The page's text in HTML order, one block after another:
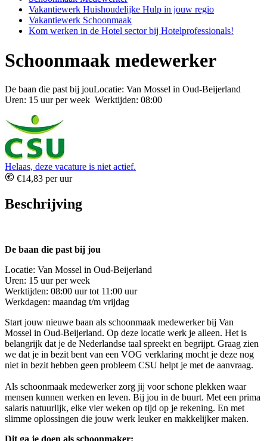
Vakantiewerk Huishoudelijke Hulp in jouw regio
Vakantiewerk Schoonmaak
Kom werken in de Hotel sector bij Hotelprofessionals!
Schoonmaak medewerker
De baan die past bij jouLocatie: Van Mossel in Oud-Beijerland
Uren: 15 uur per week Werktijden: 08:00
Helaas, deze vacature is niet actief.
€14,83 per uur
Beschrijving
De baan die past bij jou
Locatie: Van Mossel in Oud-Beijerland
Uren: 15 uur per week
Werktijden: 08:00 uur tot 11:00 uur
Werkdagen: maandag t/m vrijdag
Start jouw nieuwe baan als schoonmaak medewerker bij Van
Mossel in Oud-Beijerland. Op deze locatie werk je alleen. Het is
belangrijk dat je de Nederlandse taal spreekt en begrijpt. Graag zien
we dat je in bezit bent van een VOG verklaring mocht je deze nog
niet in bezit hebben geen probleem CSU helpt je met de aanvraag.
Als schoonmaak medewerker zorg jij voor schone plekken waar
mensen kunnen werken en leven. Bij jou in de buurt. Met een prima
salaris natuurlijk, elke vier weken op tijd op je rekening. En met
slimme oplossingen die jouw werk leuker en makkelijker maken.
Dit ga je doen als schoonmaker: